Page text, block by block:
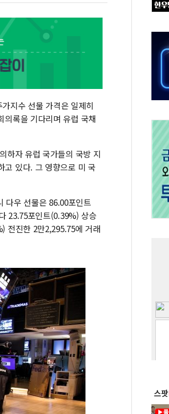
민국 다음 100년 밑거름…수도권 집중 완화 전환점"
톤 부동산 2차 회의' 주재… "전폭적 공급 확대·속도
실리콘 관세 15% 부과…美 태양광주 급등
안의 만남
지수 선물 가격은 일제히
록을 기다리며 유럽 국채
하자 유럽 국가들의 국방 지
고 있다. 그 영향으로 미 국
다우 선물은 86.00포인트
23.75포인트(0.39%) 상승
전진한 2만2,295.75에 거래
스팟